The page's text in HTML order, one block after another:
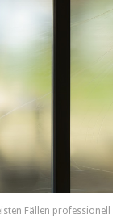
Fällen professionell